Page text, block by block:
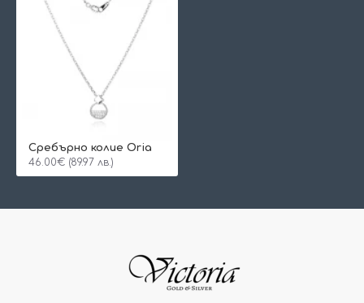
Сребърно колие Oria
46.00€ (89.97 лв.)